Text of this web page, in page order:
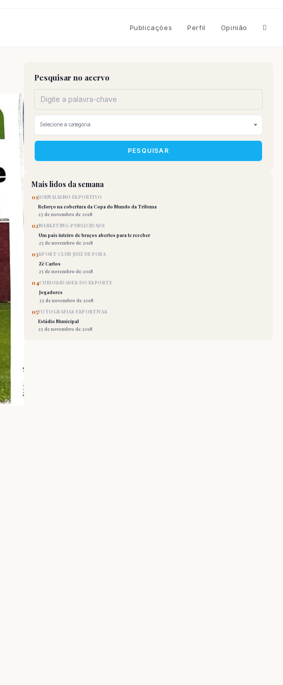
Publicações Perfil Opinião
Pesquisar no acervo
PESQUISAR
Mais lidos da semana
01JORNALISMO ESPORTIVO
Reforço na cobertura da Copa do Mundo da Tribuna
25 de novembro de 2018
02MARKETING-PUBLICIDADE
Um país inteiro de braços abertos para te receber
25 de novembro de 2018
03SPORT CLUB JUIZ DE FORA
Zé Carlos
25 de novembro de 2018
04CURIOSIDADES DO ESPORTE
Jogadores
25 de novembro de 2018
05FOTOGRAFIAS ESPORTIVAS
Estádio Municipal
25 de novembro de 2018